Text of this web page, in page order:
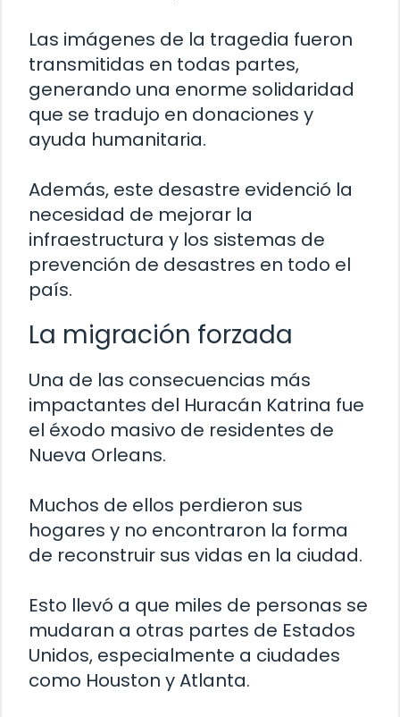
Las imágenes de la tragedia fueron
transmitidas en todas partes,
generando una enorme solidaridad
que se tradujo en donaciones y
ayuda humanitaria.
Además, este desastre evidenció la
necesidad de mejorar la
infraestructura y los sistemas de
prevención de desastres en todo el
país.
La migración forzada
Una de las consecuencias más
impactantes del Huracán Katrina fue
el éxodo masivo de residentes de
Nueva Orleans.
Muchos de ellos perdieron sus
hogares y no encontraron la forma
de reconstruir sus vidas en la ciudad.
Esto llevó a que miles de personas se
mudaran a otras partes de Estados
Unidos, especialmente a ciudades
como Houston y Atlanta.